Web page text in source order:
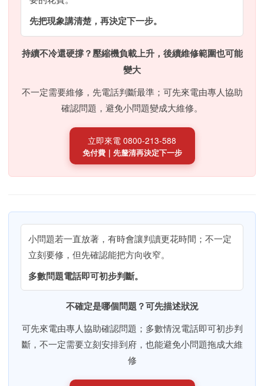
先把現象講清楚，再決定下一步。
持續不冷還硬撐？壓縮機負載上升，後續維修範圍也可能
變大
不一定需要維修，先電話判斷最準；可先來電由專人協助
確認問題，避免小問題變成大維修。
立即來電 0800-213-588
免付費｜先釐清再決定下一步
小問題若一直放著，有時會讓判讀更花時間；不一定
立刻要修，但先確認能把方向收窄。
多數問題電話即可初步判斷。
不確定是哪個問題？可先描述狀況
可先來電由專人協助確認問題；多數情況電話即可初步判
斷，不一定需要立刻安排到府，也能避免小問題拖成大維
修